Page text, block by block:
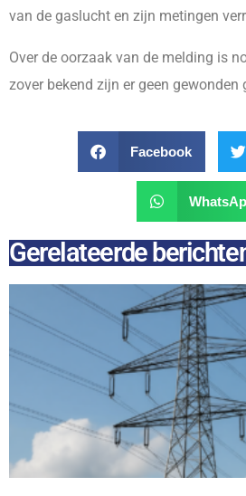
van de gaslucht en zijn metingen
Over de oorzaak van de melding is
zover bekend zijn er geen gewonden
Facebook
Gerelateerde